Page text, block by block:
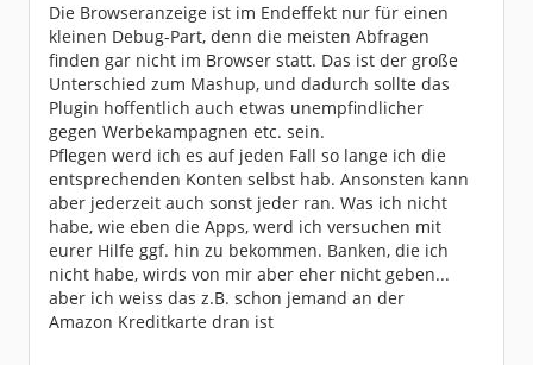
Die Browseranzeige ist im Endeffekt nur für einen
kleinen Debug-Part, denn die meisten Abfragen
finden gar nicht im Browser statt. Das ist der große
Unterschied zum Mashup, und dadurch sollte das
Plugin hoffentlich auch etwas unempfindlicher
gegen Werbekampagnen etc. sein.
Pflegen werd ich es auf jeden Fall so lange ich die
entsprechenden Konten selbst hab. Ansonsten kann
aber jederzeit auch sonst jeder ran. Was ich nicht
habe, wie eben die Apps, werd ich versuchen mit
eurer Hilfe ggf. hin zu bekommen. Banken, die ich
nicht habe, wirds von mir aber eher nicht geben...
aber ich weiss das z.B. schon jemand an der
Amazon Kreditkarte dran ist